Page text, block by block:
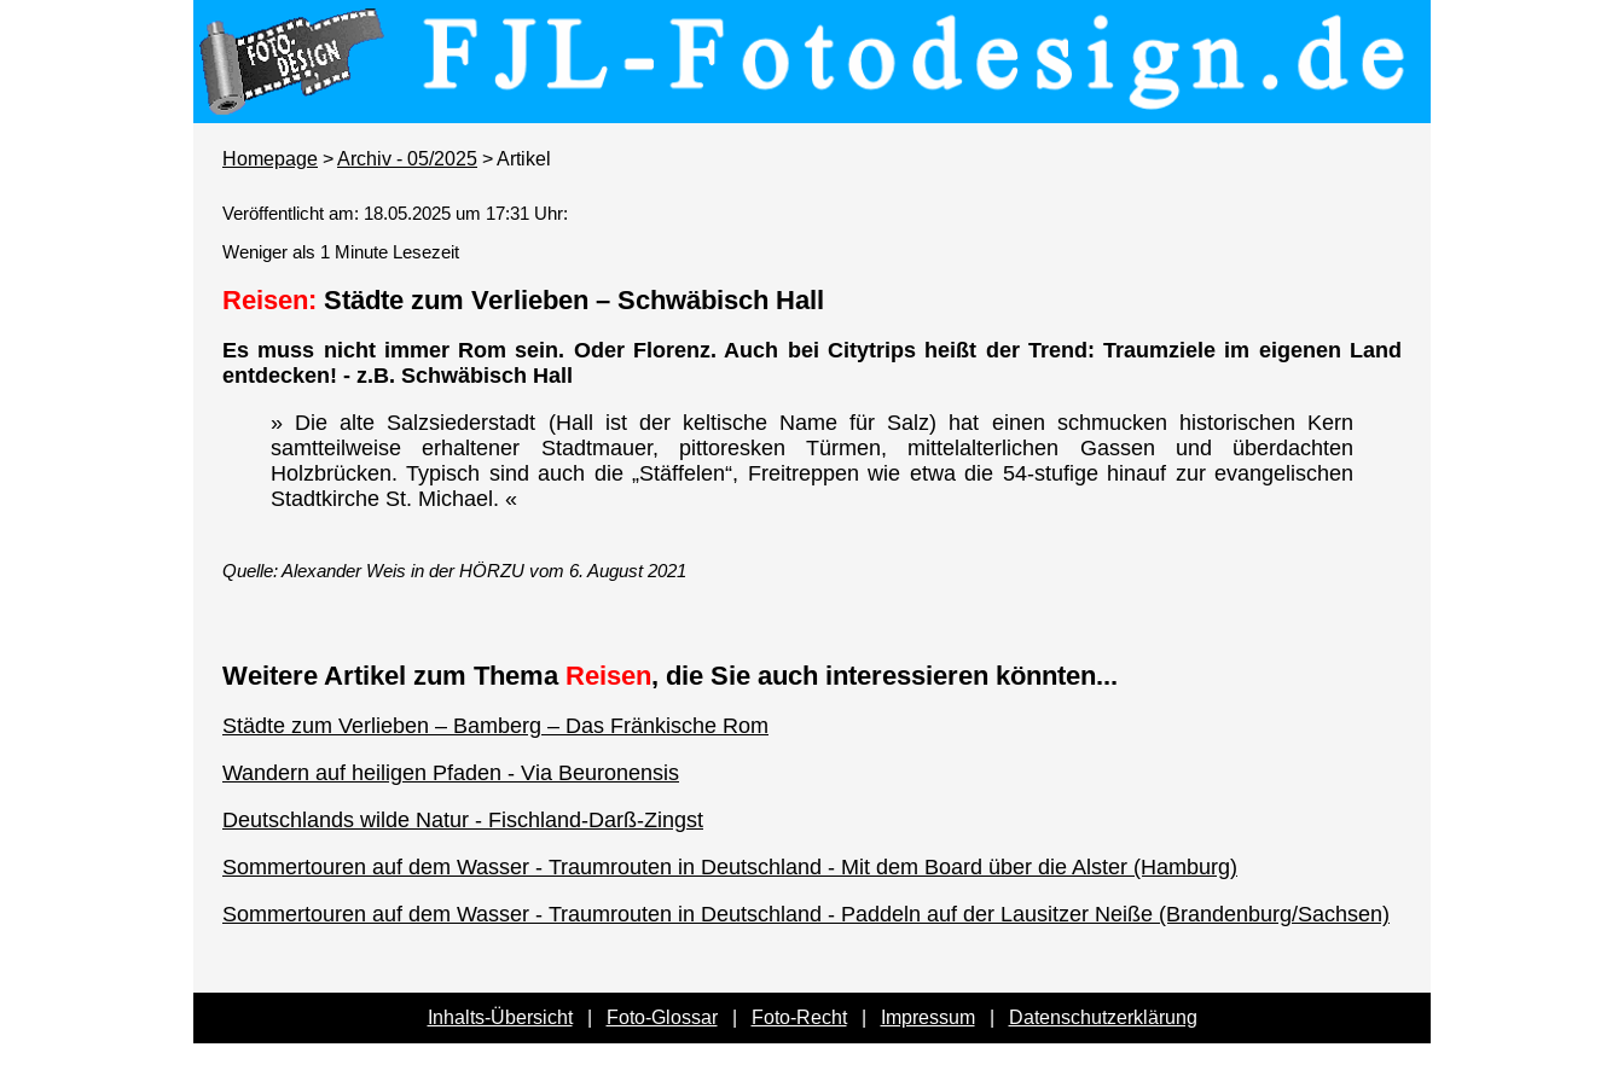
Homepage >Archiv - 05/2025 > Artikel
Veröffentlicht am: 18.05.2025 um 17:31 Uhr:
Weniger als 1 Minute Lesezeit
Reisen: Städte zum Verlieben – Schwäbisch Hall
Es muss nicht immer Rom sein. Oder Florenz. Auch bei Citytrips heißt der Trend: Traumziele im eigenen Land
entdecken! - z.B. Schwäbisch Hall
» Die alte Salzsiederstadt (Hall ist der keltische Name für Salz) hat einen schmucken historischen Kern
samtteilweise erhaltener Stadtmauer, pittoresken Türmen, mittelalterlichen Gassen und überdachten
Holzbrücken. Typisch sind auch die „Stäffelen“, Freitreppen wie etwa die 54-stufige hinauf zur evangelischen
Stadtkirche St. Michael. «
Quelle: Alexander Weis in der HÖRZU vom 6. August 2021
Weitere Artikel zum Thema Reisen, die Sie auch interessieren könnten...
Städte zum Verlieben – Bamberg – Das Fränkische Rom
Wandern auf heiligen Pfaden - Via Beuronensis
Deutschlands wilde Natur - Fischland-Darß-Zingst
Sommertouren auf dem Wasser - Traumrouten in Deutschland - Mit dem Board über die Alster (Hamburg)
Sommertouren auf dem Wasser - Traumrouten in Deutschland - Paddeln auf der Lausitzer Neiße (Brandenburg/Sachsen)
Inhalts-Übersicht| Foto-Glossar| Foto-Recht| Impressum| Datenschutzerklärung